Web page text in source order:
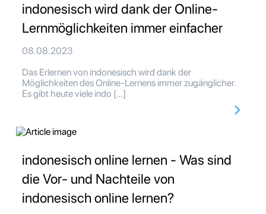
indonesisch wird dank der Online-
Lernmöglichkeiten immer einfacher
08.08.2023
Das Erlernen von indonesisch wird dank der
Möglichkeiten des Online-Lernens immer zugänglicher.
Es gibt heute viele indo […]
indonesisch online lernen - Was sind
die Vor- und Nachteile von
indonesisch online lernen?